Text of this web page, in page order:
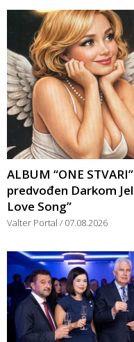
ALBUM “ONE
predvođen Darkom
Love Song”
Valter Portal 07.08.2026